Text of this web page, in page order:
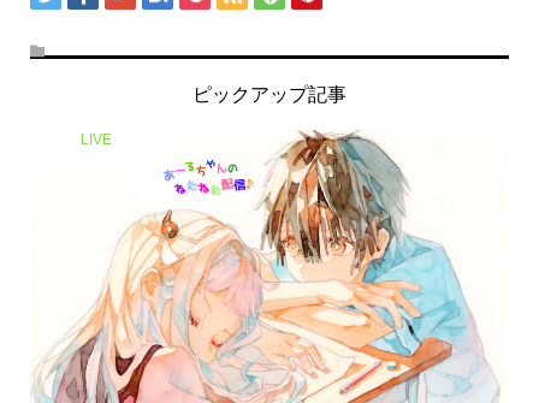
ピックアップ記事
LIVE